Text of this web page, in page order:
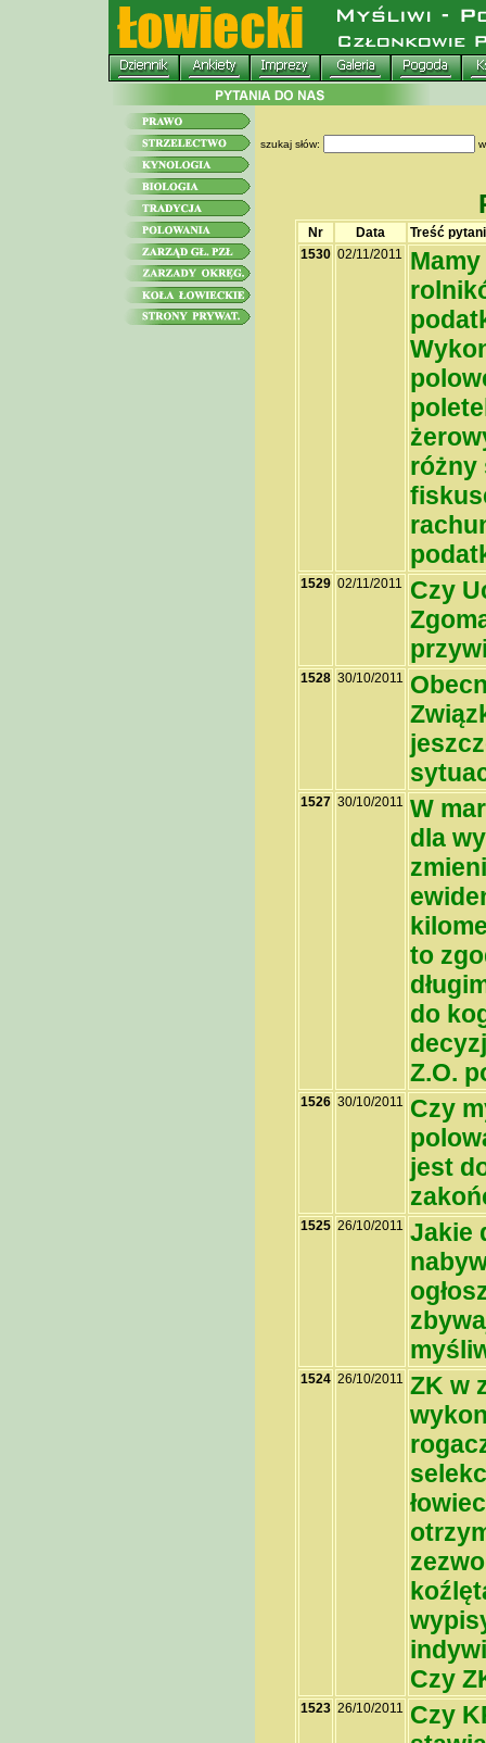
szukaj słów:
Nr Data
Treść
1530 02/11/2011
różny
1529 02/11/2011
Czy
1528 30/10/2011
1527 30/10/2011 W
dla
to
do
Z.O.
1526 30/10/2011 Czy
jest
1525 26/10/2011 Jakie
1524 26/10/2011 ZK w
Czy
1523 26/10/2011 Czy